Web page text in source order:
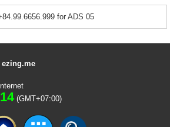
for ADS 05
ezing.me
(GMT+07:00)